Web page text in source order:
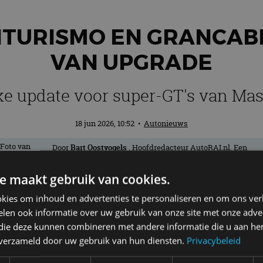
EN
VAN UPGRADE
update voor super-GT's van
18 jun 2026, 10:52 • Autonieuws
DoorBart Oostvogels . Hoofdredacteur AutoRAI.nl. Een
GranCabrio op diverse punten
rijeigenschappen, een vernieuwd
het Fuoriserie-programma. Beide
maakt gebruik van cookies.
om inhoud en advertenties te personaliseren en om ons
ook informatie over uw gebruik van onze site met onze
deze kunnen combineren met andere informatie die u aan
door uw gebruik van hun diensten. Privacybeleid